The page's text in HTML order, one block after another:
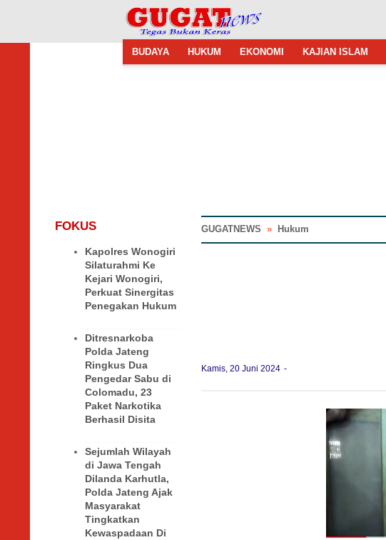
BUDAYA HUKUM EKONOMI KAJIAN ISLAM
FOKUS
Kapolres Wonogiri
Silaturahmi Ke
Kejari Wonogiri,
Perkuat Sinergitas
Penegakan Hukum
Ditresnarkoba
Polda Jateng
Ringkus Dua
Pengedar Sabu di
Colomadu, 23
Paket Narkotika
Berhasil Disita
Sejumlah Wilayah
di Jawa Tengah
Dilanda Karhutla,
Polda Jateng Ajak
Masyarakat
Tingkatkan
Kewaspadaan Di
GUGATNEWS » Hukum
Kamis, 20 Juni 2024